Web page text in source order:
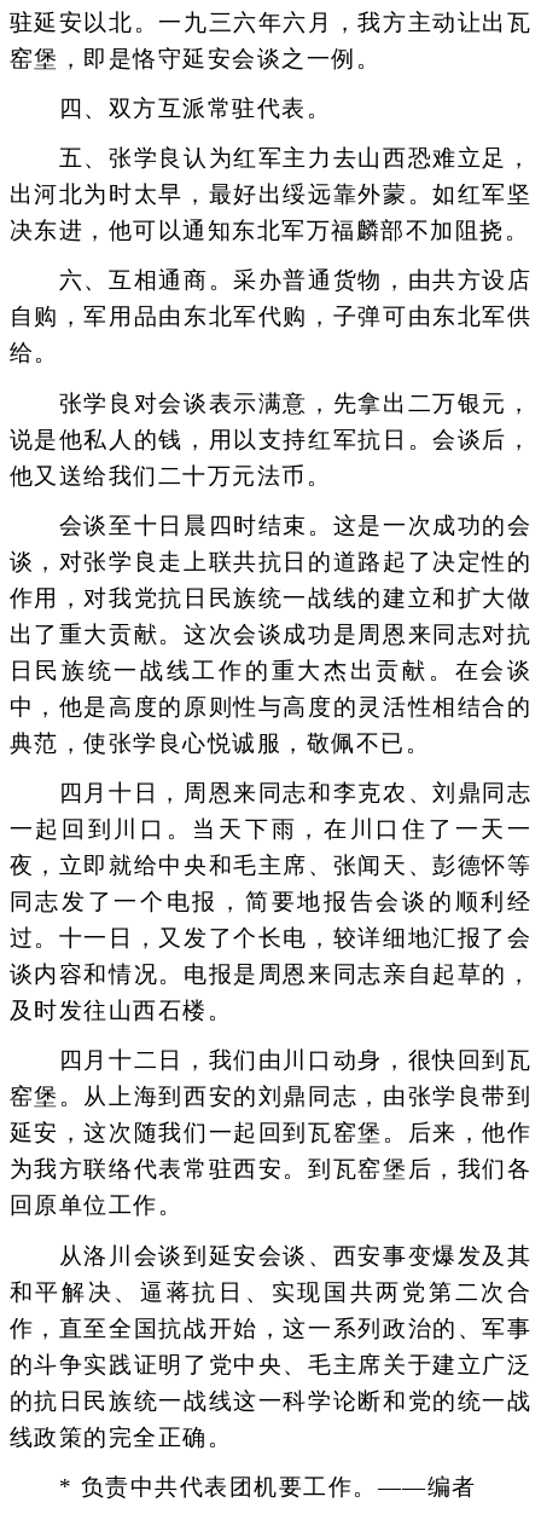
驻延安以北。一九三六年六月，我方主动让出瓦
窑堡，即是恪守延安会谈之一例。
四、双方互派常驻代表。
五、张学良认为红军主力去山西恐难立足，
出河北为时太早，最好出绥远靠外蒙。如红军坚
决东进，他可以通知东北军万福麟部不加阻挠。
六、互相通商。采办普通货物，由共方设店
自购，军用品由东北军代购，子弹可由东北军供
给。
张学良对会谈表示满意，先拿出二万银元，
说是他私人的钱，用以支持红军抗日。会谈后，
他又送给我们二十万元法币。
会谈至十日晨四时结束。这是一次成功的会
谈，对张学良走上联共抗日的道路起了决定性的
作用，对我党抗日民族统一战线的建立和扩大做
出了重大贡献。这次会谈成功是周恩来同志对抗
日民族统一战线工作的重大杰出贡献。在会谈
中，他是高度的原则性与高度的灵活性相结合的
典范，使张学良心悦诚服，敬佩不已。
四月十日，周恩来同志和李克农、刘鼎同志
一起回到川口。当天下雨，在川口住了一天一
夜，立即就给中央和毛主席、张闻天、彭德怀等
同志发了一个电报，简要地报告会谈的顺利经
过。十一日，又发了个长电，较详细地汇报了会
谈内容和情况。电报是周恩来同志亲自起草的，
及时发往山西石楼。
四月十二日，我们由川口动身，很快回到瓦
窑堡。从上海到西安的刘鼎同志，由张学良带到
延安，这次随我们一起回到瓦窑堡。后来，他作
为我方联络代表常驻西安。到瓦窑堡后，我们各
回原单位工作。
从洛川会谈到延安会谈、西安事变爆发及其
和平解决、逼蒋抗日、实现国共两党第二次合
作，直至全国抗战开始，这一系列政治的、军事
的斗争实践证明了党中央、毛主席关于建立广泛
的抗日民族统一战线这一科学论断和党的统一战
线政策的完全正确。
* 负责中共代表团机要工作。——编者